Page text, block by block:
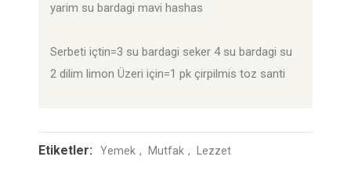
yarim su bardagi mavi hashas
Serbeti içtin=3 su bardagi seker 4 su bardagi su
2 dilim limon Üzeri için=1 pk çirpilmis toz santi
Etiketler: Yemek Mutfak Lezzet